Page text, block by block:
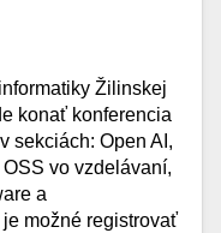
Žilinskej
konať konferencia
sekciách: Open AI,
vo vzdelávaní,
a
možné registrovať